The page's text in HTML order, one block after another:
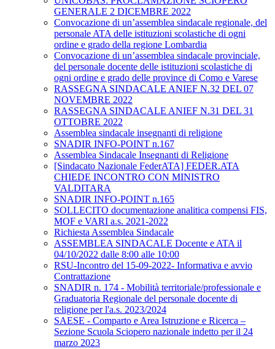
GENERALE 2 DICEMBRE 2022
Convocazione di un’assemblea sindacale regionale, del
personale ATA delle istituzioni scolastiche di ogni
ordine e grado della regione Lombardia
Convocazione di un’assemblea sindacale provinciale,
del personale docente delle istituzioni scolastiche di
ogni ordine e grado delle province di Como e Varese
RASSEGNA SINDACALE ANIEF N.32 DEL 07
NOVEMBRE 2022
RASSEGNA SINDACALE ANIEF N.31 DEL 31
OTTOBRE 2022
Assemblea sindacale insegnanti di religione
SNADIR INFO-POINT n.167
Assemblea Sindacale Insegnanti di Religione
[Sindacato Nazionale FederATA] FEDER.ATA
CHIEDE INCONTRO CON MINISTRO
VALDITARA
SNADIR INFO-POINT n.165
SOLLECITO documentazione analitica compensi FIS,
MOF e VARI a.s. 2021-2022
Richiesta Assemblea Sindacale
ASSEMBLEA SINDACALE Docente e ATA il
04/10/2022 dalle 8:00 alle 10:00
RSU-Incontro del 15-09-2022- Informativa e avvio
Contrattazione
SNADIR n. 174 - Mobilità territoriale/professionale e
Graduatoria Regionale del personale docente di
religione per l'a.s. 2023/2024
SAESE - Comparto e Area Istruzione e Ricerca –
Sezione Scuola Sciopero nazionale indetto per il 24
marzo 2023